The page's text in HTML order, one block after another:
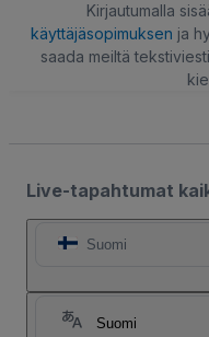
Kirjautumalla
käyttäjäsopimuksen ja
saada meiltä
Live-tapahtumat
Suomi
Suomi